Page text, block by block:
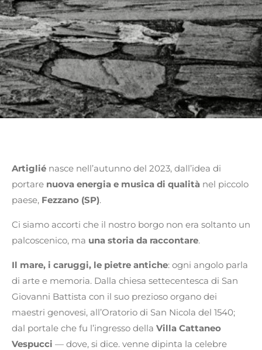
Artiglié nasce nell’autunno del 2023, dall’idea di
portare nuova energia e musica di qualità nel piccolo
paese, Fezzano (SP).
Ci siamo accorti che il nostro borgo non era soltanto un
palcoscenico, ma una storia da raccontare.
Il mare, i caruggi, le pietre antiche: ogni angolo parla
di arte e memoria. Dalla chiesa settecentesca di San
Giovanni Battista con il suo prezioso organo dei
maestri genovesi, all’Oratorio di San Nicola del 1540;
dal portale che fu l’ingresso della Villa Cattaneo
Vespucci — dove, si dice. venne dipinta la celebre